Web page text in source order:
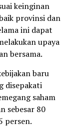
keinginan
provinsi dan
ini dapat
upaya
bersama.
baru
disepakati
saham
sebesar 80
persen.